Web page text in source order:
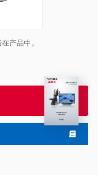
产品中。